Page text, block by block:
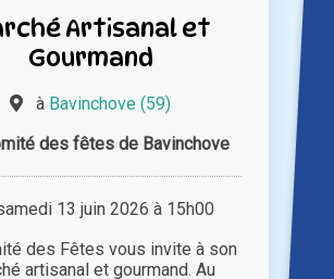
Artisanal et
Gourmand
à Bavinchove (59)
des fêtes de Bavinchove
13 juin 2026 à 15h00
des Fêtes vous invite à son
artisanal et gourmand. Au